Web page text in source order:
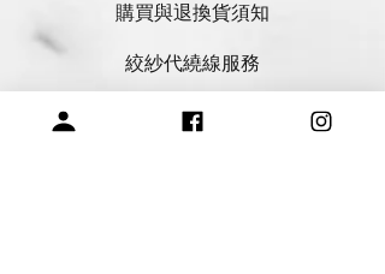
購買與退換貨須知
絞紗代繞線服務